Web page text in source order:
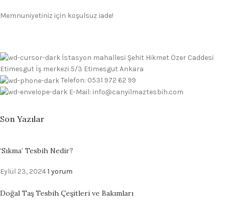
Memnuniyetiniz için koşulsuz iade!
İstasyon mahallesi Şehit Hikmet Özer Caddesi
Etimesgut İş merkezi 5/3 Etimesgut Ankara
Telefon: 0531 972 62 99
E-Mail: info@canyilmaztesbih.com
Son Yazılar
‘Sıkma’ Tesbih Nedir?
Eylül 23, 20241 yorum
Doğal Taş Tesbih Çeşitleri ve Bakımları